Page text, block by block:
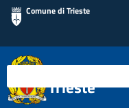
Comune di Trieste
Polizia
Trieste